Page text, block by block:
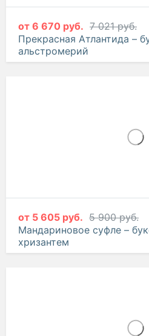
от 6 670 руб. 7 021 руб.
Прекрасная Атлантида –
альстромерий
от 5 605 руб. 5 900 руб.
Мандариновое суфле –
хризантем